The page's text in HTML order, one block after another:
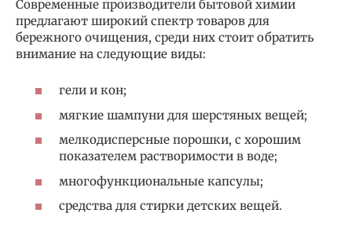
Современные производители бытовой химии
предлагают широкий спектр товаров для
бережного очищения, среди них стоит обратить
внимание на следующие виды:
гели и кон;
мягкие шампуни для шерстяных вещей;
мелкодисперсные порошки, с хорошим
показателем растворимости в воде;
многофункциональные капсулы;
средства для стирки детских вещей.